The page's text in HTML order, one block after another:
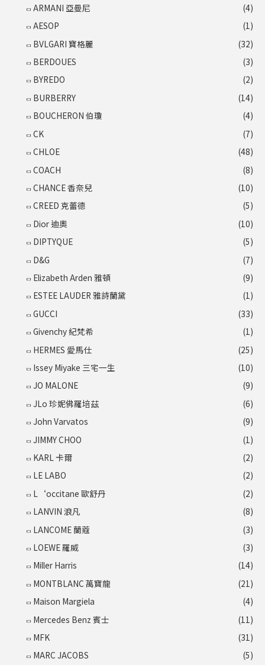
ARMANI 亞曼尼
(4)
AESOP
(1)
BVLGARI 寶格麗
(32)
BERDOUES
(3)
BYREDO
(2)
BURBERRY
(14)
BOUCHERON 伯瓊
(4)
CK
(7)
CHLOE
(48)
COACH
(8)
CHANCE 香奈兒
(10)
CREED 克蕾德
(5)
Dior 迪奧
(10)
DIPTYQUE
(5)
D&G
(7)
Elizabeth Arden 雅頓
(9)
ESTEE LAUDER 雅詩蘭黛
(1)
GUCCI
(33)
Givenchy 紀梵希
(1)
HERMES 愛馬仕
(25)
Issey Miyake 三宅一生
(10)
JO MALONE
(9)
JLo 珍妮佛羅培茲
(6)
John Varvatos
(9)
JIMMY CHOO
(1)
KARL 卡爾
(2)
LE LABO
(2)
L‘occitane 歐舒丹
(2)
LANVIN 浪凡
(8)
LANCOME 蘭蔻
(3)
LOEWE 羅威
(3)
Miller Harris
(14)
MONTBLANC 萬寶龍
(21)
Maison Margiela
(4)
Mercedes Benz 賓士
(11)
MFK
(31)
MARC JACOBS
(5)